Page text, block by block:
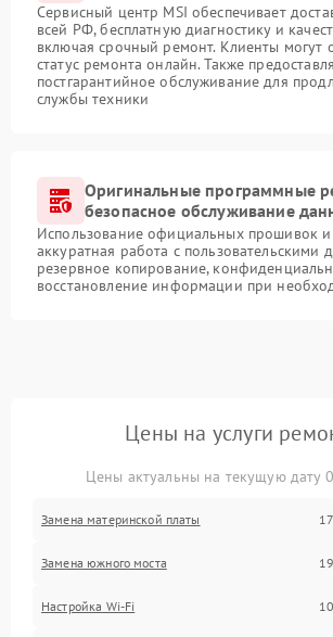
Сервисный центр MSI обеспечивает
всей РФ, бесплатную диагностику и
включая срочный ремонт. Клиенты могут
статус ремонта онлайн. Также
постгарантийное обслуживание для
службы техники
Оригинальные программные
безопасное обслуживание
Использование официальных прошивок и
аккуратная работа с пользовательскими
резервное копирование,
восстановление информации при
Цены на услуги
Цены актуальны на текущую дату
Замена материнской платы
Замена южного моста
Настройка Wi-Fi